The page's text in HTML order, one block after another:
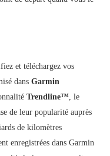
et téléchargez vos
dans Garmin
Trendline™ , le
de leur popularité auprès
de kilomètres
enregistrées dans Garmin